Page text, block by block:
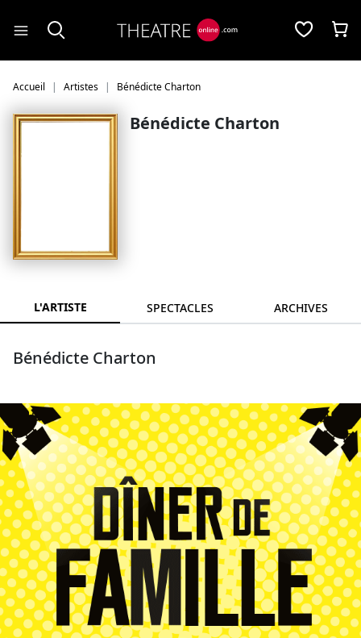
Accueil Artistes Bénédicte Charton
Bénédicte Charton
L'ARTISTE SPECTACLES ARCHIVES
Bénédicte Charton